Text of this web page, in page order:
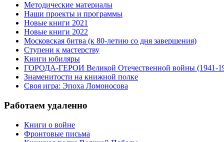
Методические материалы
Наши проекты и программы
Новые книги 2021
Новые книги 2022
Московская битва (к 80-летию со дня завершения)
Ступени к мастерству
Книги юбиляры
ГОРОДА-ГЕРОИ Великой Отечественной войны (1941-
Знаменитости на книжной полке
Своя игра: Эпоха Ломоносова
Работаем удаленно
Книги о войне
Фронтовые письма